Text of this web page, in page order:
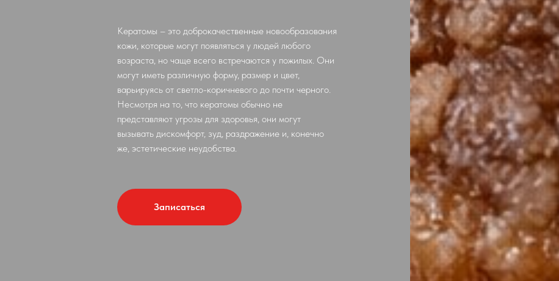
Кератомы – это доброкачественные новообразования
кожи, которые могут появляться у людей любого
возраста, но чаще всего встречаются у пожилых. Они
могут иметь различную форму, размер и цвет,
варьируясь от светло-коричневого до почти черного.
Несмотря на то, что кератомы обычно не
представляют угрозы для здоровья, они могут
вызывать дискомфорт, зуд, раздражение и, конечно
же, эстетические неудобства.
Записаться